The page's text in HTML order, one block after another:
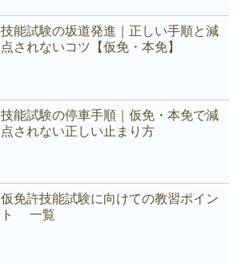
技能試験の坂道発進｜正しい手順と減
点されないコツ【仮免・本免】
技能試験の停車手順｜仮免・本免で減
点されない正しい止まり方
仮免許技能試験に向けての教習ポイン
ト 一覧